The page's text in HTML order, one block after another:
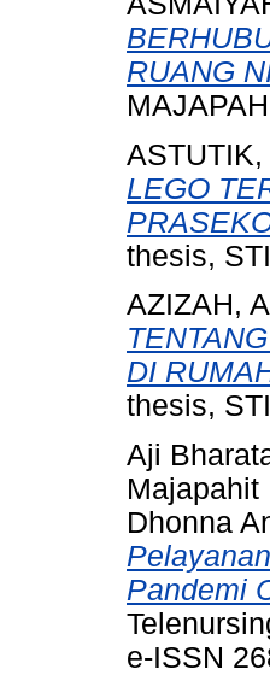
RUANG
ASTUTIK,
LEGO
thesis,
AZIZAH,
DI
thesis,
Aji
Majapahit
Dhonna
Pandemi
e-ISSN